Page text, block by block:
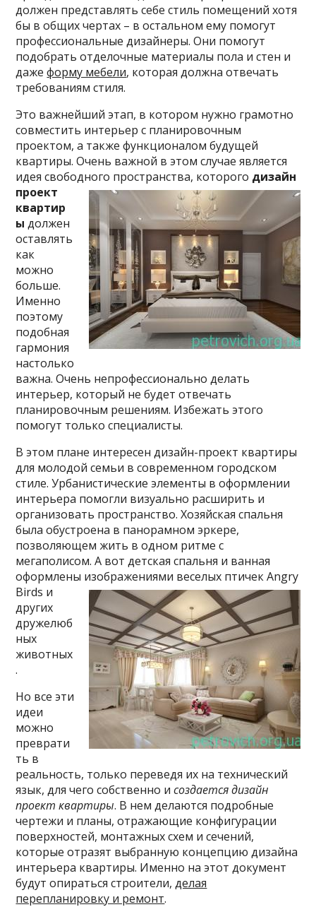
должен представлять себе стиль помещений хотя
бы в общих чертах – в остальном ему помогут
профессиональные дизайнеры. Они помогут
подобрать отделочные материалы пола и стен и
дажеформу мебели, которая должна отвечать
требованиям стиля.
Это важнейший этап, в котором нужно грамотно
совместить интерьер с планировочным
проектом, а также функционалом будущей
квартиры. Очень важной в этом случае является
идея свободного пространства, которого дизайн
проект
квартир
ы должен
оставлять
как
можно
больше.
Именно
поэтому
подобная
гармония
настолько
важна. Очень непрофессионально делать
интерьер, который не будет отвечать
планировочным решениям. Избежать этого
помогут только специалисты.
В этом плане интересен дизайн-проект квартиры
для молодой семьи в современном городском
стиле. Урбанистические элементы в оформлении
интерьера помогли визуально расширить и
организовать пространство. Хозяйская спальня
была обустроена в панорамном эркере,
позволяющем жить в одном ритме с
мегаполисом. А вот детская спальня и ванная
оформлены изображениями веселых птичек Angry
Birds и
других
дружелюб
ных
животных
.
Но все эти
идеи
можно
преврати
ть в
реальность, только переведя их на технический
язык, для чего собственно исоздается дизайн
проект квартиры. В нем делаются подробные
чертежи и планы, отражающие конфигурации
поверхностей, монтажных схем и сечений,
которые отразят выбранную концепцию дизайна
интерьера квартиры. Именно на этот документ
будут опираться строители,делая
перепланировку и ремонт.